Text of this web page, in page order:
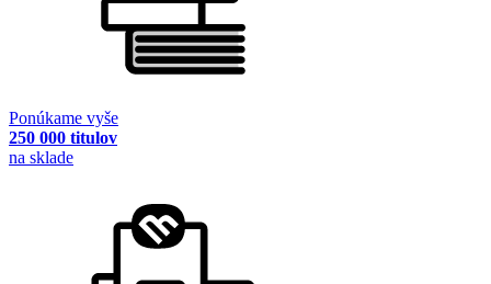
Ponúkame vyše
250 000 titulov
na sklade